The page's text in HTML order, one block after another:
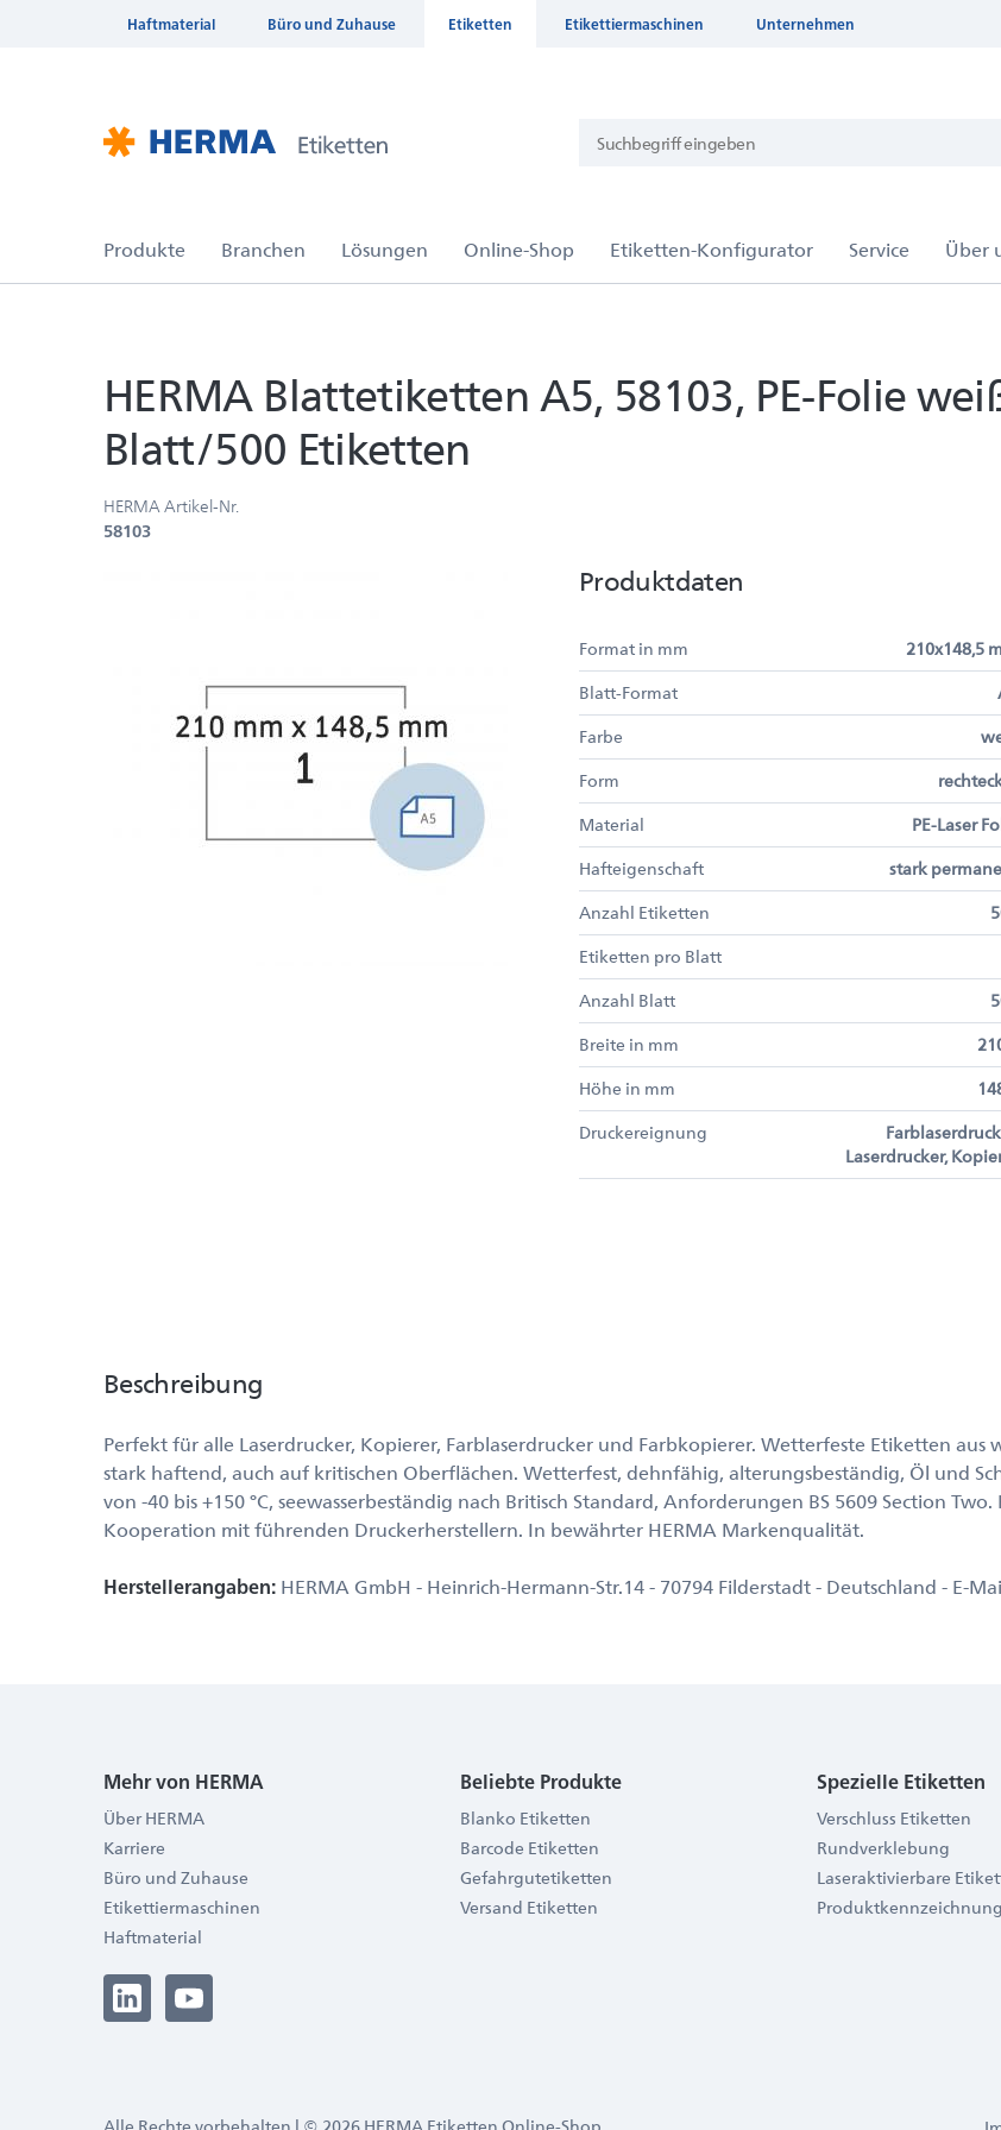
Haftmaterial Büro und Zuhause Etiketten Etikettiermaschinen Unternehmen
HERMA Blattetiketten A5, 58103, PE-Folie
Blatt/500 Etiketten
HERMA Artikel-Nr.
58103
Produktdaten
Format in mm
210x148,5
Blatt-Format
Farbe
Form
Material
PE-Laser
Hafteigenschaft
stark
Anzahl Etiketten
Etiketten pro Blatt
Anzahl Blatt
Breite in mm
Höhe in mm
Druckereignung
Laserdrucker,
Beschreibung
Perfekt für alle Laserdrucker, Kopierer, Farblaserdrucker und Farbkopierer. Wetterfeste Etiketten
stark haftend, auch auf kritischen Oberflächen. Wetterfest, dehnfähig, alterungsbeständig, Öl und
von -40 bis +150 °C, seewasserbeständig nach Britisch Standard, Anforderungen BS 5609 Section
Kooperation mit führenden Druckerherstellern. In bewährter HERMA Markenqualität.
Herstellerangaben: HERMA GmbH - Heinrich-Hermann-Str.14 - 70794 Filderstadt - Deutschland - E-
Mehr von HERMA
Über HERMA
Karriere
Büro und Zuhause
Etikettiermaschinen
Haftmaterial
Beliebte Produkte
Blanko Etiketten
Barcode Etiketten
Gefahrgutetiketten
Versand Etiketten
Spezielle Etiketten
Verschluss Etiketten
Rundverklebung
Laseraktivierbare
Produktkennzeichnung